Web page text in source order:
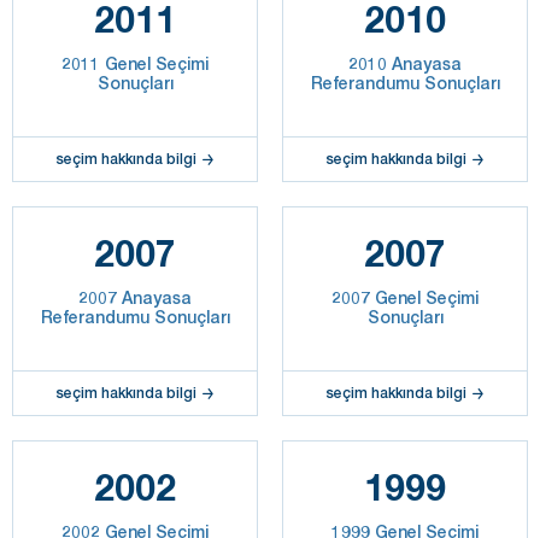
2011
2011 Genel Seçimi
Sonuçları
seçim hakkında bilgi
2010
2010 Anayasa
Referandumu Sonuçları
seçim hakkında bilgi
2007
2007 Anayasa
Referandumu Sonuçları
seçim hakkında bilgi
2007
2007 Genel Seçimi
Sonuçları
seçim hakkında bilgi
2002
2002 Genel Seçimi
1999
1999 Genel Seçimi